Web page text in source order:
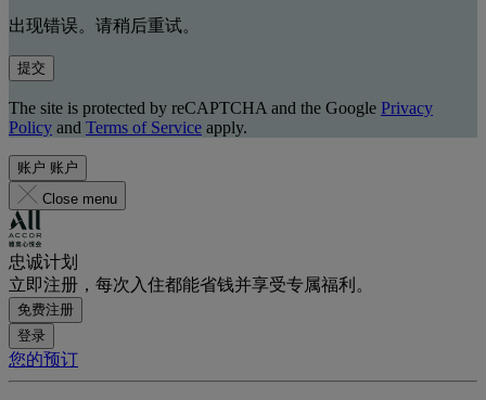
出现错误。请稍后重试。
提交
The site is protected by reCAPTCHA and the Google Privacy
Policy and Terms of Service apply.
账户 账户
Close menu
忠诚计划
立即注册，每次入住都能省钱并享受专属福利。
免费注册
登录
您的预订